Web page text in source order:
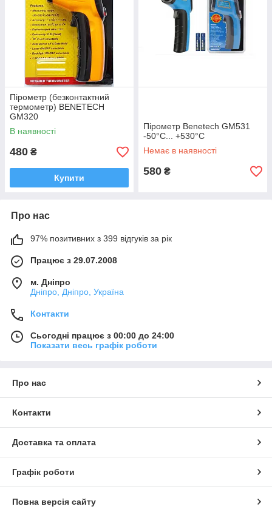
гарячого водопостачання, дізнатися температуру в
холодильнику або морозильній камері, також можна
дізнатися температуру води в каструлі, чайнику, у ванній (для
купання немовляти) та приготовленої їжі .
Пірометр (безконтактний
термометр) BENETECH
GM320
В наявності
480 ₴
Купити
Пірометр Benetech GM531
-50°C... +530°C
Немає в наявності
580 ₴
Про нас
97% позитивних з 399 відгуків за рік
Працює з 29.07.2008
м. Дніпро
Дніпро, Дніпро, Україна
Контакти
Сьогодні працює з 00:00 до 24:00
Показати весь графік роботи
Про нас
Контакти
Доставка та оплата
Графік роботи
Повна версія сайту